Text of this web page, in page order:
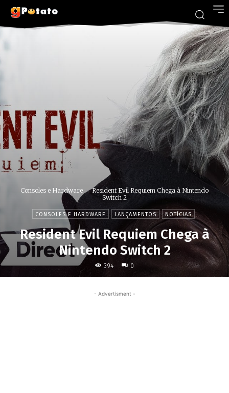
Consoles e Hardware
Resident Evil Requiem Chega à Nintendo
Switch 2
CONSOLES E HARDWARE LANÇAMENTOS NOTÍCIAS
Resident Evil Requiem Chega à
Nintendo Switch 2
394 0
- Advertisment -